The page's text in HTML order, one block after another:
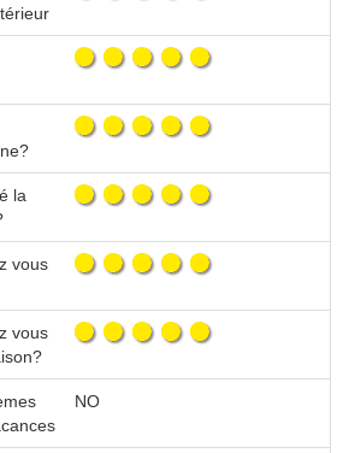
la
vous
vous
NO